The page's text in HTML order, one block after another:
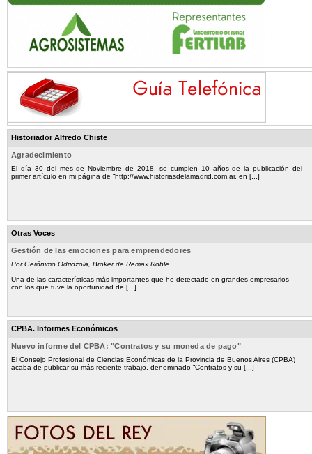
Historiador Alfredo Chiste
Agradecimiento
El día 30 del mes de Noviembre de 2018, se cumplen 10 años de la publicación del
primer artículo en mi página de “http://www.historiasdelamadrid.com.ar, en [...]
Otras Voces
Gestión de las emociones para emprendedores
Por Gerónimo Odriozola, Broker de Remax Roble
Una de las características más importantes que he detectado en grandes empresarios
con los que tuve la oportunidad de [...]
CPBA. Informes Económicos
Nuevo informe del CPBA: "Contratos y su moneda de pago"
El Consejo Profesional de Ciencias Económicas de la Provincia de Buenos Aires (CPBA)
acaba de publicar su más reciente trabajo, denominado “Contratos y su [...]